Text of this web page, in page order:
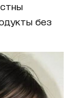
без